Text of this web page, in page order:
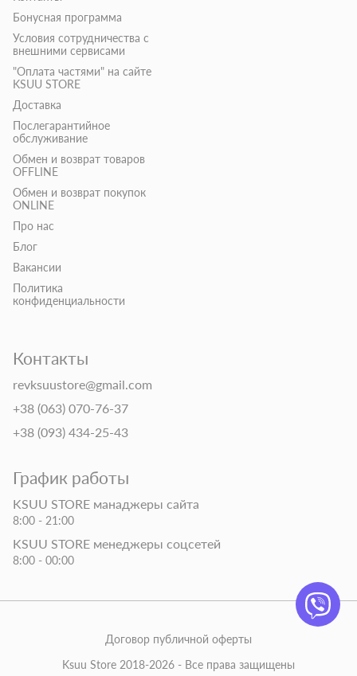
Бонусная программа
Условия сотрудничества с
внешними сервисами
"Оплата частями" на сайте
KSUU STORE
Доставка
Послегарантийное
обслуживание
Обмен и возврат товаров
OFFLINE
Обмен и возврат покупок
ONLINE
Про нас
Блог
Вакансии
Политика
конфиденциальности
Контакты
revksuustore@gmail.com
+38 (063) 070-76-37
+38 (093) 434-25-43
График работы
KSUU STORE манаджеры сайта
8:00 - 21:00
KSUU STORE менеджеры соцсетей
8:00 - 00:00
Ksuu Store 2018-2026 - Все права защищены
Договор публичной оферты